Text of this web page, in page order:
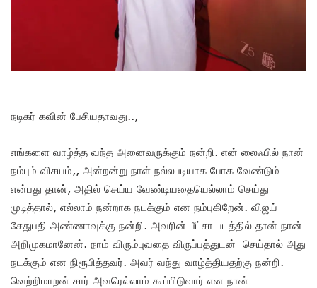
நடிகர் கவின் பேசியதாவது..,
எங்களை வாழ்த்த வந்த அனைவருக்கும் நன்றி. என் லைஃபில் நான்
நம்பும் விசயம்,, அன்றன்று நாள் நல்லபடியாக போக வேண்டும்
என்பது தான், அதில் செய்ய வேண்டியதையெல்லாம் செய்து
முடித்தால், எல்லாம் நன்றாக நடக்கும் என நம்புகிறேன். விஜய்
சேதுபதி அண்ணாவுக்கு நன்றி. அவரின் பீட்சா படத்தில் தான் நான்
அறிமுகமானேன். நாம் விரும்புவதை விருப்பத்துடன் செய்தால் அது
நடக்கும் என நிரூபித்தவர். அவர் வந்து வாழ்த்தியதற்கு நன்றி.
வெற்றிமாறன் சார் அவரெல்லாம் கூப்பிடுவார் என நான்